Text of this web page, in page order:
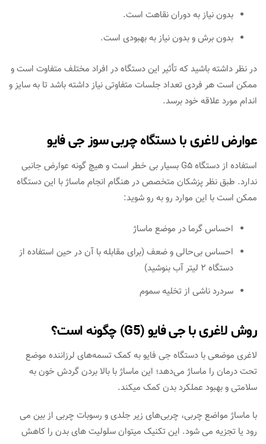
بدون نیاز به دوران نقاهت است.
بدون برش و بدون نیاز به بهبودی است.
در نظر داشته باشید که تأثیر این دستگاه در افراد مختلف متفاوت است و
ممکن است هر فردی تعداد جلسات متفاوتی نیاز داشته باشد تا به سایز و
اندام مورد علاقه خود برسد.
عوارض لاغری با دستگاه چربی سوز جی فایو
استفاده از دستگاه G5 بسیار بی خطر است و هیچ گونه عوارض جانبی
ندارد. طبق نظر پزشکان متخصص در هنگام انجام ماساژ با این دستگاه
ممکن است با این موارد رو به رو شوید:
احساس گرما در موضع ماساژ
احساس بی‌حالی و ضعف (برای مقابله با آن در حین استفاده از
دستگاه 2 لیتر آب بنوشید)
سردرد ناشی از تخلیه سموم
روش لاغری با جی فایو (G5) چگونه است؟
لاغری موضعی با دستگاه جی فایو به کمک تسمه‌های لرزاننده موضع
تحت درمان را ماساژ می‌دهد؛ این ماساژ با بالا بردن گردش خون به
سلامتی و بهبود عملکرد بدن کمک میکند.
با ماساژ مواضع چربی، چربی‌های زیر جلدی و رسوبات چربی از بین می
رود یا تجزیه می شود. این تکنیک میتوان سلولیت های بدن را کاهش